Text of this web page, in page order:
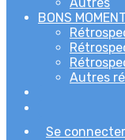
BONS
Autres
Se connecter